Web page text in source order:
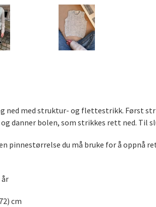
ned med struktur- og flettestrikk. Først
danner bolen, som strikkes rett ned. Til
pinnestørrelse du må bruke for å oppnå
år
cm